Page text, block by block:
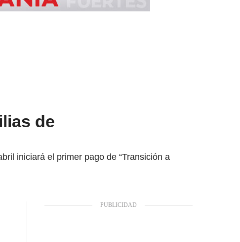
de
iniciará el primer pago de “Transición a